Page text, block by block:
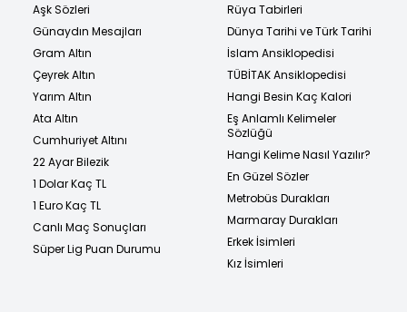
Aşk Sözleri
Günaydın Mesajları
Gram Altın
Çeyrek Altın
Yarım Altın
Ata Altın
Cumhuriyet Altını
22 Ayar Bilezik
1 Dolar Kaç TL
1 Euro Kaç TL
Canlı Maç Sonuçları
Süper Lig Puan Durumu
Rüya Tabirleri
Dünya Tarihi ve Türk Tarihi
İslam Ansiklopedisi
TÜBİTAK Ansiklopedisi
Hangi Besin Kaç Kalori
Eş Anlamlı Kelimeler
Sözlüğü
Hangi Kelime Nasıl Yazılır?
En Güzel Sözler
Metrobüs Durakları
Marmaray Durakları
Erkek İsimleri
Kız İsimleri